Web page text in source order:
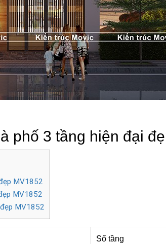
phố 3 tầng hiện đại
MV1852
MV1852
MV1852
Số tầng